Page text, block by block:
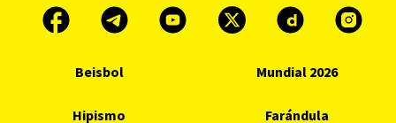
Beisbol Mundial 2026
Hipismo Farándula